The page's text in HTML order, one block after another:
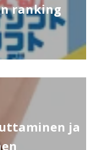
ranking
ja